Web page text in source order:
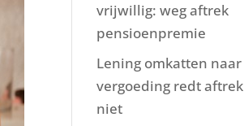
vrijwillig: weg aftrek
pensioenpremie
Lening omkatten naar
vergoeding redt aftrek
niet